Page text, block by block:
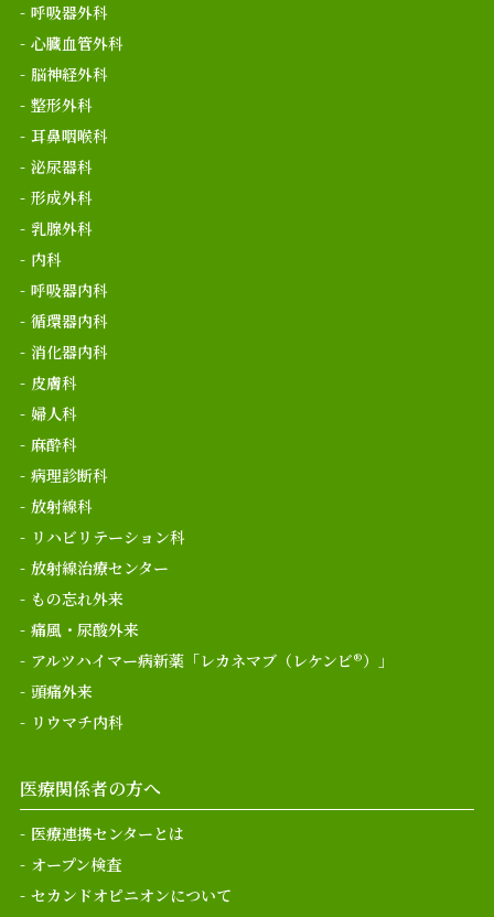
呼吸器外科
心臓血管外科
脳神経外科
整形外科
耳鼻咽喉科
泌尿器科
形成外科
乳腺外科
内科
呼吸器内科
循環器内科
消化器内科
皮膚科
婦人科
麻酔科
病理診断科
放射線科
リハビリテーション科
放射線治療センター
もの忘れ外来
痛風・尿酸外来
アルツハイマー病新薬「レカネマブ（レケンビ®）」
頭痛外来
リウマチ内科
医療関係者の方へ
医療連携センターとは
オープン検査
セカンドオピニオンについて